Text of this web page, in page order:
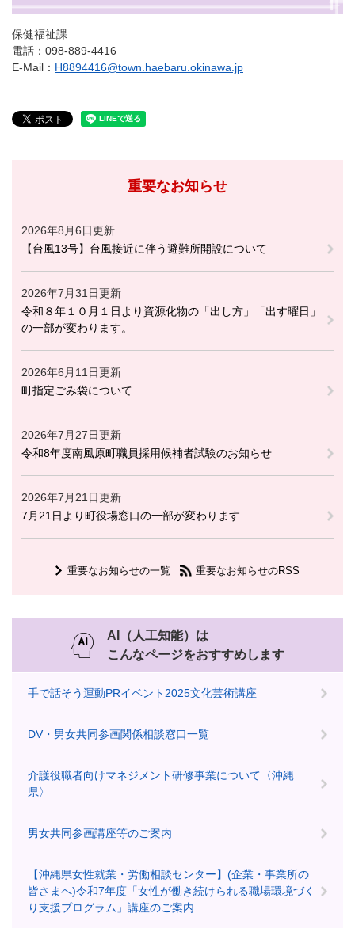
保健福祉課
電話：098-889-4416
E-Mail： H8894416@town.haebaru.okinawa.jp
重要なお知らせ
2026年8月6日更新
【台風13号】台風接近に伴う避難所開設について
2026年7月31日更新
令和８年１０月１日より資源化物の「出し方」「出す曜日」
の一部が変わります。
2026年6月11日更新
町指定ごみ袋について
2026年7月27日更新
令和8年度南風原町職員採用候補者試験のお知らせ
2026年7月21日更新
7月21日より町役場窓口の一部が変わります
重要なお知らせの一覧 重要なお知らせのRSS
AI（人工知能）は
こんなページをおすすめします
手で話そう運動PRイベント2025文化芸術講座
DV・男女共同参画関係相談窓口一覧
介護役職者向けマネジメント研修事業について〈沖縄
県〉
男女共同参画講座等のご案内
【沖縄県女性就業・労働相談センター】(企業・事業所の
皆さまへ)令和7年度「女性が働き続けられる職場環境づく
り支援プログラム」講座のご案内